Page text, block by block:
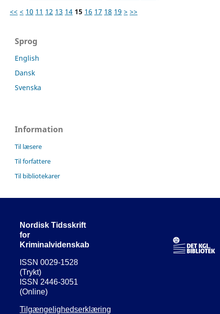
<< < 10 11 12 13 14 15 16 17 18 19 > >>
Sprog
English
Dansk
Svenska
Information
Til læsere
Til forfattere
Til bibliotekarer
Nordisk Tidsskrift
for
Kriminalvidenskab
ISSN 0029-1528
(Trykt)
ISSN 2446-3051
(Online)
Tilgængelighedserklæring